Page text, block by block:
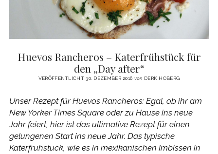
Huevos Rancheros – Katerfrühstück für
den „Day after“
VERÖFFENTLICHT 30. DEZEMBER 2016 von DERK HOBERG
Unser Rezept für Huevos Rancheros: Egal, ob ihr am
New Yorker Times Square oder zu Hause ins neue
Jahr feiert, hier ist das ultimative Rezept für einen
gelungenen Start ins neue Jahr. Das typische
Katerfrühstück, wie es in mexikanischen Imbissen in